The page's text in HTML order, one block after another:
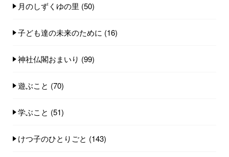
月のしずくゆの里 (50)
子ども達の未来のために (16)
神社仏閣おまいり (99)
遊ぶこと (70)
学ぶこと (51)
けつ子のひとりごと (143)